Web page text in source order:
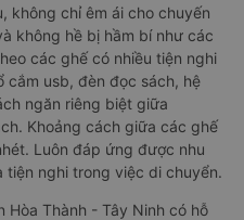
không chỉ êm ái cho chuyến
không hề bị hầm bí như các
các ghế có nhiều tiện nghi
cắm usb, đèn đọc sách, hệ
ngăn riêng biệt giữa
Khoảng cách giữa các ghế
Luôn đáp ứng được nhu
tiện nghi trong việc di chuyển.
Hòa Thành - Tây Ninh có hỗ